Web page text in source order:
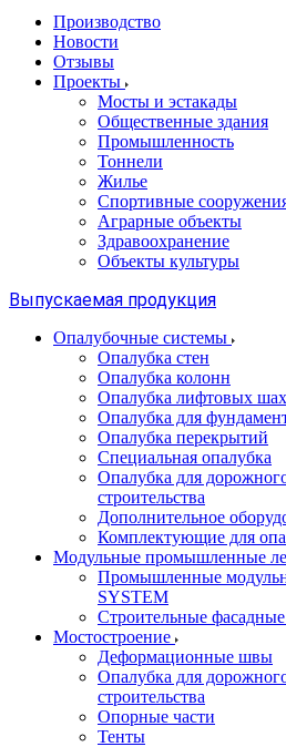
Производство
Новости
Отзывы
Проекты
Мосты и эстакады
Общественные здания
Промышленность
Тоннели
Жилье
Спортивные
Аграрные объекты
Здравоохранение
Объекты культуры
Выпускаемая продукция
Опалубочные системы
Опалубка стен
Опалубка колонн
Опалубка лифтовых
Опалубка для
Опалубка перекрытий
Специальная опалубка
Опалубка для
строительства
Дополнительное
Комплектующие для
Модульные промышленные
Промышленные
SYSTEM
Строительные
Мостостроение
Деформационные швы
Опалубка для
строительства
Опорные части
Тенты